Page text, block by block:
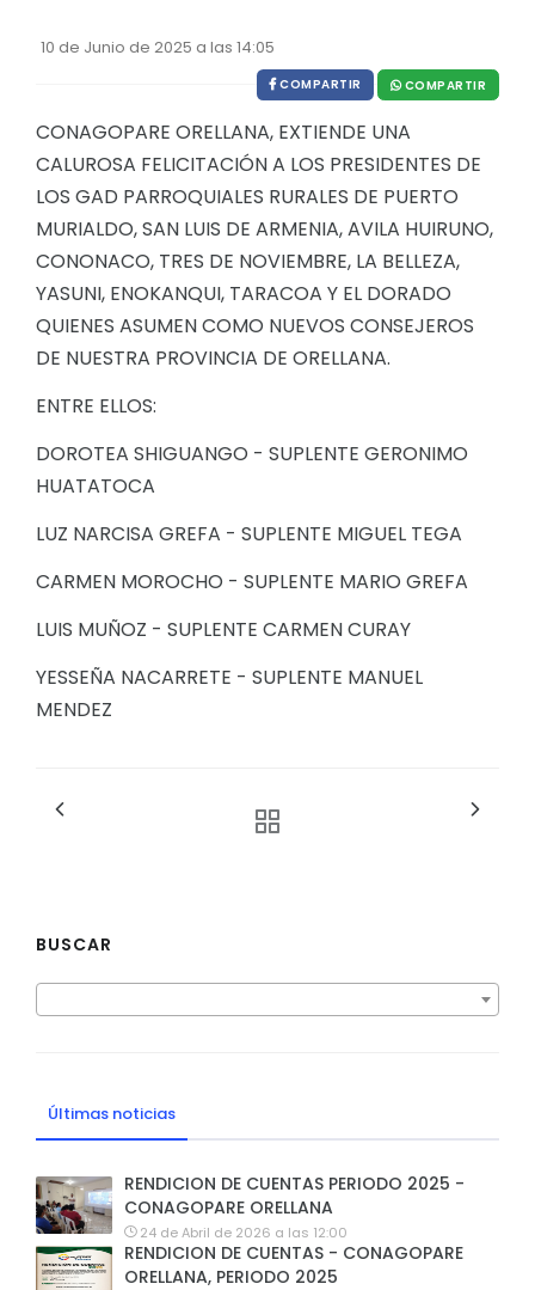
10 de Junio de 2025 a las 14:05
COMPARTIR COMPARTIR
CONAGOPARE ORELLANA, EXTIENDE UNA
CALUROSA FELICITACIÓN A LOS PRESIDENTES DE
LOS GAD PARROQUIALES RURALES DE PUERTO
MURIALDO, SAN LUIS DE ARMENIA, AVILA HUIRUNO,
CONONACO, TRES DE NOVIEMBRE, LA BELLEZA,
YASUNI, ENOKANQUI, TARACOA Y EL DORADO
QUIENES ASUMEN COMO NUEVOS CONSEJEROS
DE NUESTRA PROVINCIA DE ORELLANA.
ENTRE ELLOS:
DOROTEA SHIGUANGO - SUPLENTE GERONIMO
HUATATOCA
LUZ NARCISA GREFA - SUPLENTE MIGUEL TEGA
CARMEN MOROCHO - SUPLENTE MARIO GREFA
LUIS MUÑOZ - SUPLENTE CARMEN CURAY
YESSEÑA NACARRETE - SUPLENTE MANUEL
MENDEZ
BUSCAR
Últimas noticias
RENDICION DE CUENTAS PERIODO 2025 -
CONAGOPARE ORELLANA
24 de Abril de 2026 a las 12:00
RENDICION DE CUENTAS - CONAGOPARE
ORELLANA, PERIODO 2025